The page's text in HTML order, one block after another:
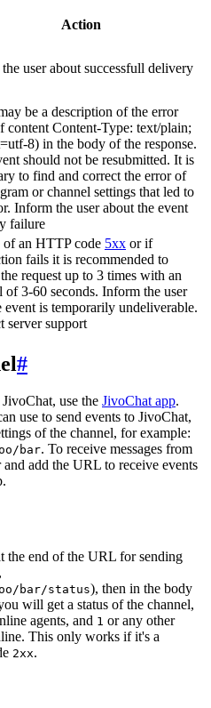
Action
user about successfull delivery
be a description of the error
content Content-Type: text/plain;
8) in the body of the response.
should not be resubmitted. It is
to find and correct the error of
or channel settings that led to
Inform the user about the event
failure
of an HTTP code 5xx or if
fails it is recommended to
request up to 3 times with an
of 3-60 seconds. Inform the user
event is temporarily undeliverable.
server support
#
use the JivoChat app.
use to send events to JivoChat,
of the channel, for example:
bar. To receive messages from
add the URL to receive events
the end of the URL for sending
bar/status), then in the body
will get a status of the channel,
agents, and 1 or any other
This only works if it's a
2xx.